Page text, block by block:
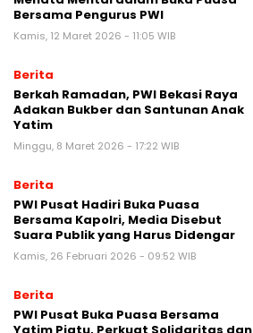
Bersama Pengurus PWI
Kamis, 12 Maret 2026 - 11:05 WIB
Berita
Berkah Ramadan, PWI Bekasi Raya
Adakan Bukber dan Santunan Anak
Yatim
Minggu, 8 Maret 2026 - 17:22 WIB
Berita
PWI Pusat Hadiri Buka Puasa
Bersama Kapolri, Media Disebut
Suara Publik yang Harus Didengar
Kamis, 26 Februari 2026 - 09:52 WIB
Berita
PWI Pusat Buka Puasa Bersama